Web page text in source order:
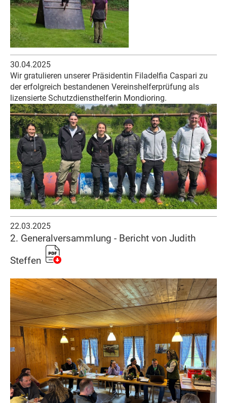
30.04.2025
Wir gratulieren unserer Präsidentin Filadelfia Caspari zu
der erfolgreich bestandenen Vereinshelferprüfung als
lizensierte Schutzdiensthelferin Mondioring.
22.03.2025
2. Generalversammlung - Bericht von Judith
Steffen